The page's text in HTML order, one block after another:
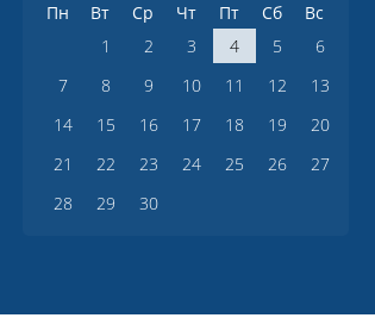
Пн Вт Ср Чт Пт Сб
Вс
1
2 3 4 5
6
7
8 9 10 11 12
13
14
15 16 17 18 19
20
21
22 23 24 25 26
27
28
29 30